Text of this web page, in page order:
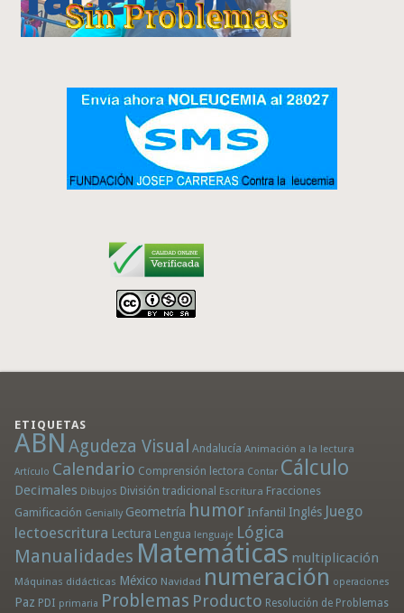
ETIQUETAS
ABN Agudeza Visual Andalucía Animación a la lectura
Artículo Calendario Comprensión lectora Contar Cálculo
Decimales Dibujos División tradicional Escritura Fracciones
Gamificación Genially Geometría humor Infantil Inglés Juego
lectoescritura Lectura Lengua lenguaje Lógica
Manualidades Matemáticas multiplicación
Máquinas didácticas México Navidad numeración operaciones
Paz PDI primaria Problemas Producto Resolución de Problemas